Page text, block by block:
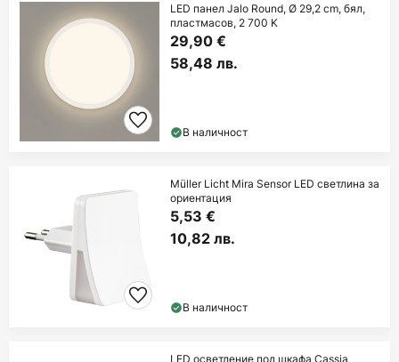
LED панел Jalo Round, Ø 29,2 cm, бял,
пластмасов, 2 700 K
29,90 €
58,48 лв.
В наличност
Müller Licht Mira Sensor LED светлина за
ориентация
5,53 €
10,82 лв.
В наличност